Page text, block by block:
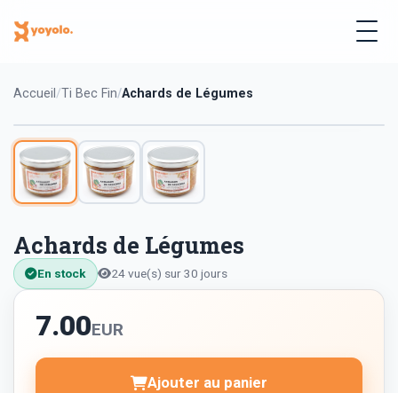
Accueil Ti Bec Fin Achards de Légumes
Achards de Légumes
En stock 24 vue(s) sur 30 jours
7.00EUR
Ajouter au panier